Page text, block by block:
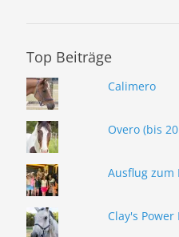
Top Beiträge
Calimero
Overo (bis
Ausflug zum
Clay's Power